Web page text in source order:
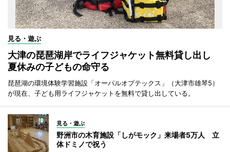
見る・遊ぶ
大津の琵琶湖岸でライフジャケット無料貸し出し
夏休みの子どもの命守る
琵琶湖の環境体験学習施設「オーパルオプテックス」（大津市雄琴5）
が現在、子ども用ライフジャケットを無料で貸し出している。
見る・遊ぶ
野洲市の木育施設「しがモック」来場者5万人 立
体ドミノで祝う